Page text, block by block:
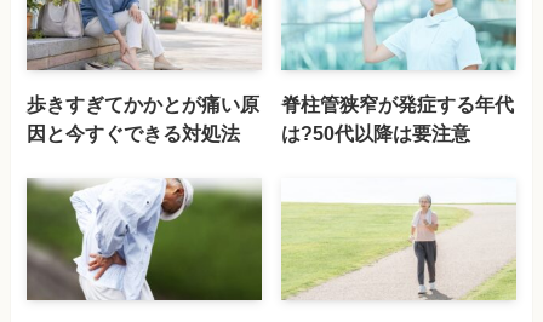
歩きすぎてかかとが痛い原
因と今すぐできる対処法
脊柱管狭窄が発症する年代
は?50代以降は要注意